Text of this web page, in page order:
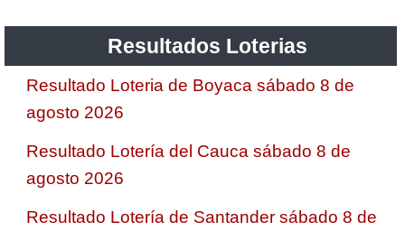
Resultados Loterias
Resultado Loteria de Boyaca sábado 8 de
agosto 2026
Resultado Lotería del Cauca sábado 8 de
agosto 2026
Resultado Lotería de Santander sábado 8 de